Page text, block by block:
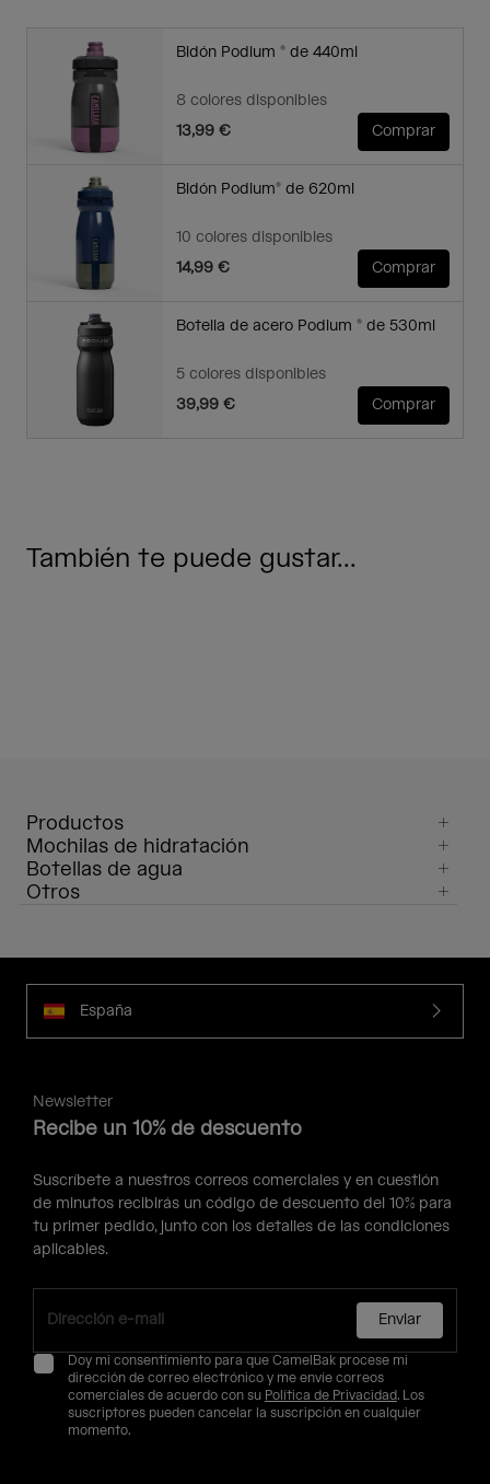
Bidón Podium ® de 440ml
8 colores disponibles
13,99 €
Comprar
Bidón Podium® de 620ml
10 colores disponibles
14,99 €
Comprar
Botella de acero Podium ® de 530ml
5 colores disponibles
39,99 €
Comprar
También te puede gustar...
Productos
Mochilas de hidratación
Botellas de agua
Otros
España
Newsletter
Recibe un 10% de descuento
Suscríbete a nuestros correos comerciales y en cuestión
de minutos recibirás un código de descuento del 10% para
tu primer pedido, junto con los detalles de las condiciones
aplicables.
Enviar
Doy mi consentimiento para que CamelBak procese mi
dirección de correo electrónico y me envíe correos
comerciales de acuerdo con su Política de Privacidad. Los
suscriptores pueden cancelar la suscripción en cualquier
momento.